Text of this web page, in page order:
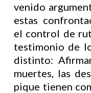
venido
estas
el control de
testimonio de
distinto:
muertes, las
pique tienen